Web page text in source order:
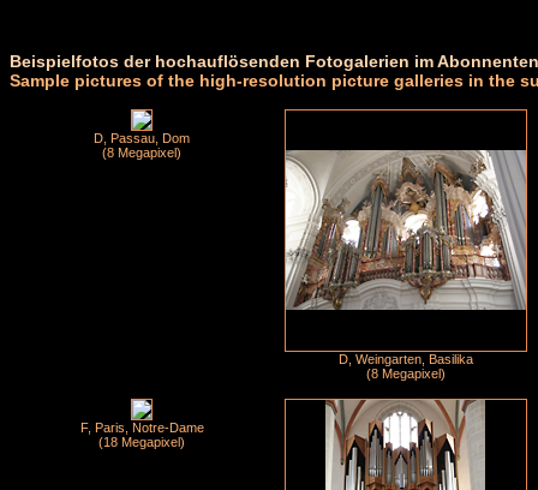
Beispielfotos der hochauflösenden Fotogalerien im
Sample pictures of the high-resolution picture galleries in the
D, Passau, Dom
(8 Megapixel)
D, Weingarten, Basilika
(8 Megapixel)
F, Paris, Notre-Dame
(18 Megapixel)